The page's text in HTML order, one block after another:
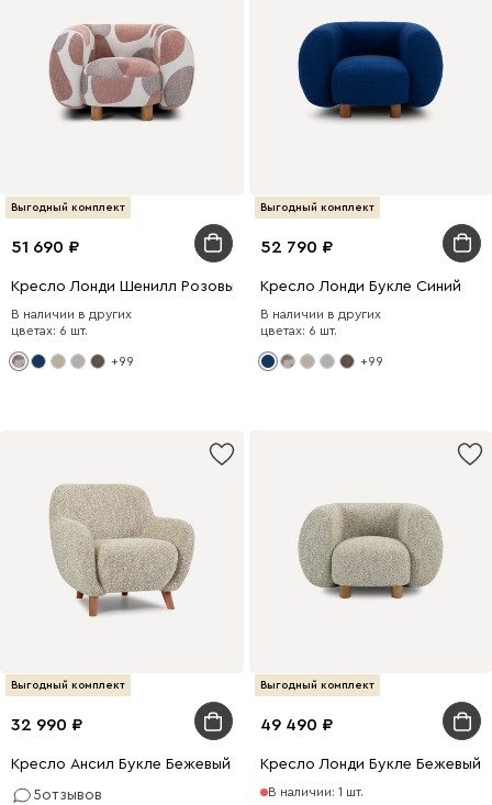
Выгодный комплект
51 690
Кресло Лонди Шенилл Розовый
В наличии в других
цветах: 6 шт.
+99
Выгодный комплект
52 790
Кресло Лонди Букле Синий
В наличии в других
цветах: 6 шт.
+99
Выгодный комплект
32 990
Кресло Ансил Букле Бежевый
5отзывов
Выгодный комплект
49 490
Кресло Лонди Букле Бежевый
В наличии: 1 шт.